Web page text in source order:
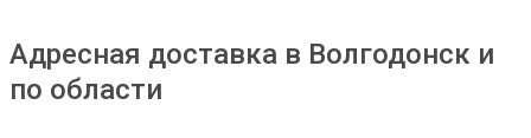
Адресная доставка в Волгодонск и
по области